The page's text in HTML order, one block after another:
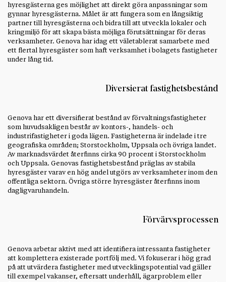
hyresgästerna ges möjlighet att direkt göra anpassningar som
gynnar hyresgästerna. Målet är att fungera som en långsiktig
partner till hyresgästerna och bidra till att utveckla lokaler och
kringmiljö för att skapa bästa möjliga förutsättningar för deras
verksamheter. Genova har idag ett väletablerat samarbete med
ett flertal hyresgäster som haft verksamhet i bolagets fastigheter
under lång tid.
Diversierat fastighetsbestånd
Genova har ett diversifierat bestånd av förvaltningsfastigheter
som huvudsakligen består av kontors-, handels- och
industrifastigheter i goda lägen. Fastigheterna är indelade i tre
geografiska områden; Storstockholm, Uppsala och övriga landet.
Av marknadsvärdet återfinns cirka 90 procent i Storstockholm
och Uppsala. Genovas fastighetsbestånd präglas av stabila
hyresgäster varav en hög andel utgörs av verksamheter inom den
offentliga sektorn. Övriga större hyresgäster återfinns inom
dagligvaruhandeln.
Förvärvsprocessen
Genova arbetar aktivt med att identifiera intressanta fastigheter
att komplettera existerade portfölj med. Vi fokuserar i hög grad
på att utvärdera fastigheter med utvecklingspotential vad gäller
till exempel vakanser, eftersatt underhåll, ägarproblem eller